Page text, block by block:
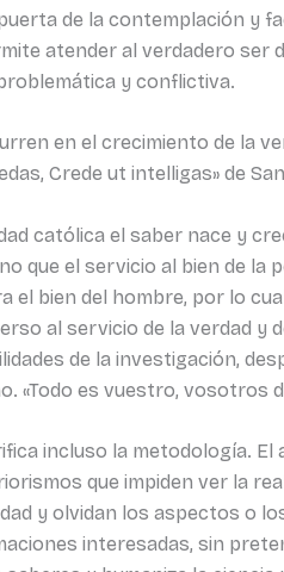
de la contemplación y
atender al verdadero ser
y conflictiva.
en el crecimiento de la
Crede ut intelligas» de
católica el saber nace y
que el servicio al bien de
el bien del hombre, por lo
al servicio de la verdad y
de la investigación,
«Todo es vuestro, vosotros
incluso la metodología.
que impiden ver la
y olvidan los aspectos o
interesadas, sin